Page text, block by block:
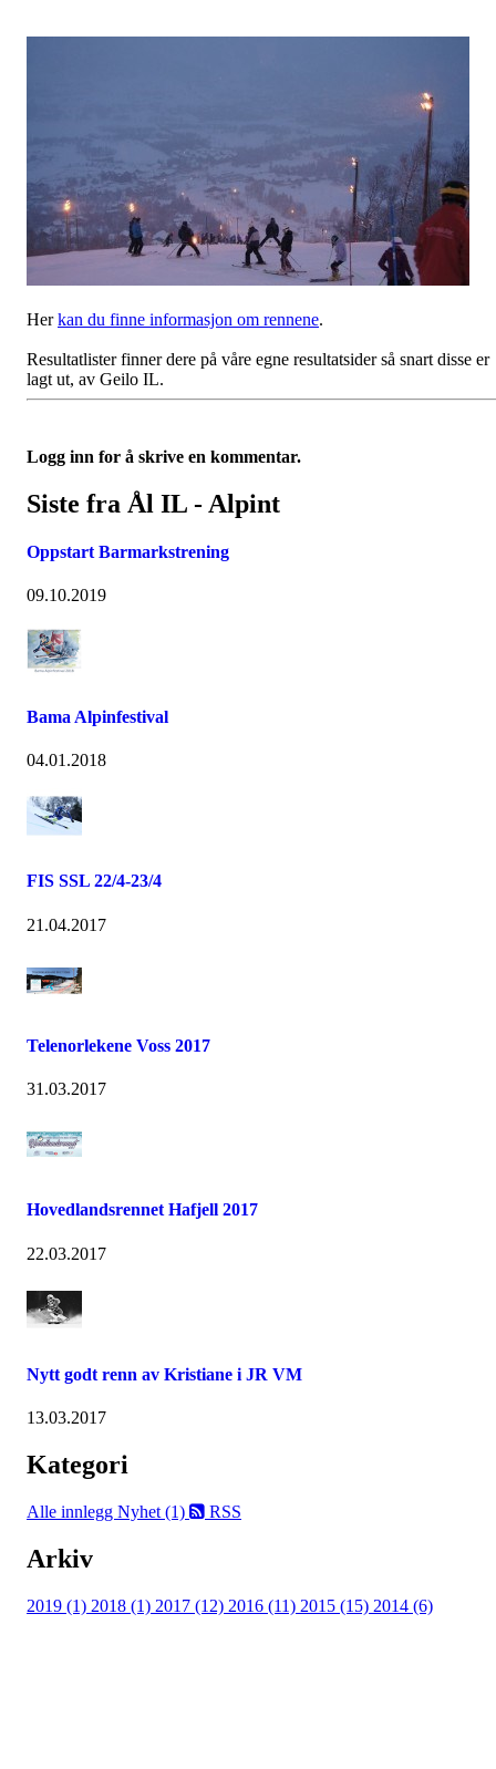
Herkan du finne informasjon om rennene.
Resultatlister finner dere på våre egne resultatsider så snart disse er
lagt ut, av Geilo IL.
Logg inn for å skrive en kommentar.
Siste fra Ål IL - Alpint
Oppstart Barmarkstrening
09.10.2019
Bama Alpinfestival
04.01.2018
FIS SSL 22/4-23/4
21.04.2017
Telenorlekene Voss 2017
31.03.2017
Hovedlandsrennet Hafjell 2017
22.03.2017
Nytt godt renn av Kristiane i JR VM
13.03.2017
Kategori
Alle innlegg Nyhet (1) RSS
Arkiv
2019 (1) 2018 (1) 2017 (12) 2016 (11) 2015 (15) 2014 (6)